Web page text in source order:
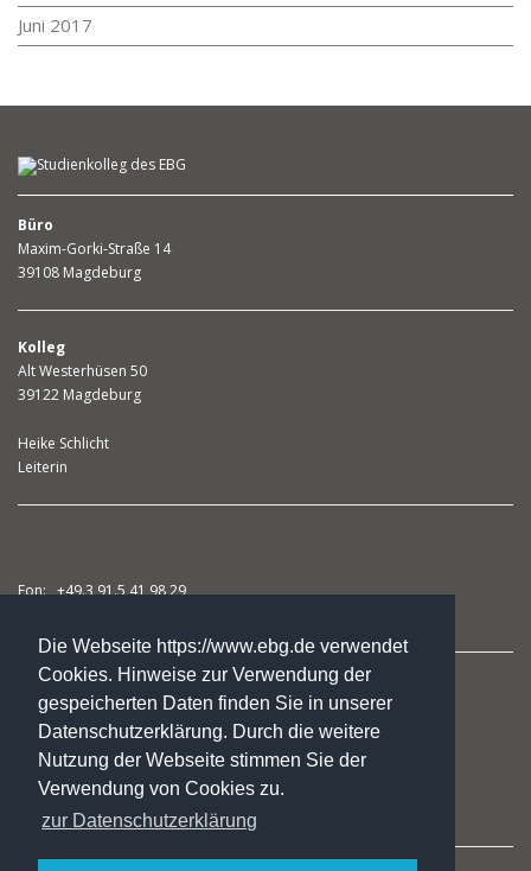
Die Webseite https://www.ebg.de verwendet
Cookies. Hinweise zur Verwendung der
gespeicherten Daten finden Sie in unserer
Datenschutzerklärung. Durch die weitere
Nutzung der Webseite stimmen Sie der
Verwendung von Cookies zu.
zur Datenschutzerklärung
Juni 2017
Büro
Maxim-Gorki-Straße 14
39108 Magdeburg
Kolleg
Alt Westerhüsen 50
39122 Magdeburg
Heike Schlicht
Leiterin
Fon: +49.3 91.5 41 98 29
Kursangebote
Das Kolleg